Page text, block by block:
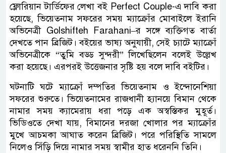
ফ্লোরিয়ান টার্ডিফের লেখা বই Perfect Couple-এ দাবি করা
হয়েছে, ভিয়েতনাম সফরের সময় ম্যাক্রোঁর মোবাইলে ইরানি
অভিনেত্রী Golshifteh Farahani–র সঙ্গে ব্যক্তিগত বার্তা
দেখতে পান ব্রিজিট। বইয়ের ভাষ্য অনুযায়ী, সেই চ্যাটে ম্যাক্রোঁ
অভিনেত্রীকে “তুমি বড্ড সুন্দরী” লিখেছিলেন বলেই উল্লেখ
করা হয়েছে। এরপরই উত্তেজনার সৃষ্টি হয় বলে দাবি বইটির।
ঘটনাটি ঘটে ম্যাক্রোঁ দম্পতির ভিয়েতনাম ও ইন্দোনেশিয়া
সফরের শুরুতে। ভিয়েতনামের রাজধানী হ্যানয়ে বিমান থেকে
নামার সময় ক্যামেরায় ধরা পড়ে এক অস্বস্তিকর মুহূর্ত।
ভিডিওতে দেখা যায়, বিমানের দরজা খোলার পর ম্যাক্রোঁর
মুখে আচমকা আঘাত করেন ব্রিজিট। পরে পরিস্থিতি সামলে
নিলেও সিঁড়ি দিয়ে নামার সময় স্বামীর হাত ধরেননি তিনি।